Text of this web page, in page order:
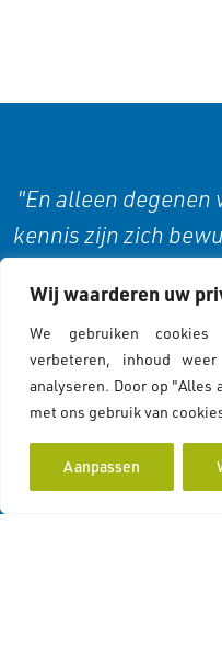
Wij waarderen uw
We gebruiken
verbeteren, inhoud
analyseren. Door op
met ons gebruik van
Aanpassen
"En alleen degenen
kennis zijn zich
Cookies & Privacy
Cookies Policy
Privacy Statement